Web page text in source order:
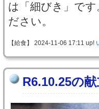
は「細びき」で
ださい。
【給食】 2024-11-06 17:11 up!
R6.10.25の